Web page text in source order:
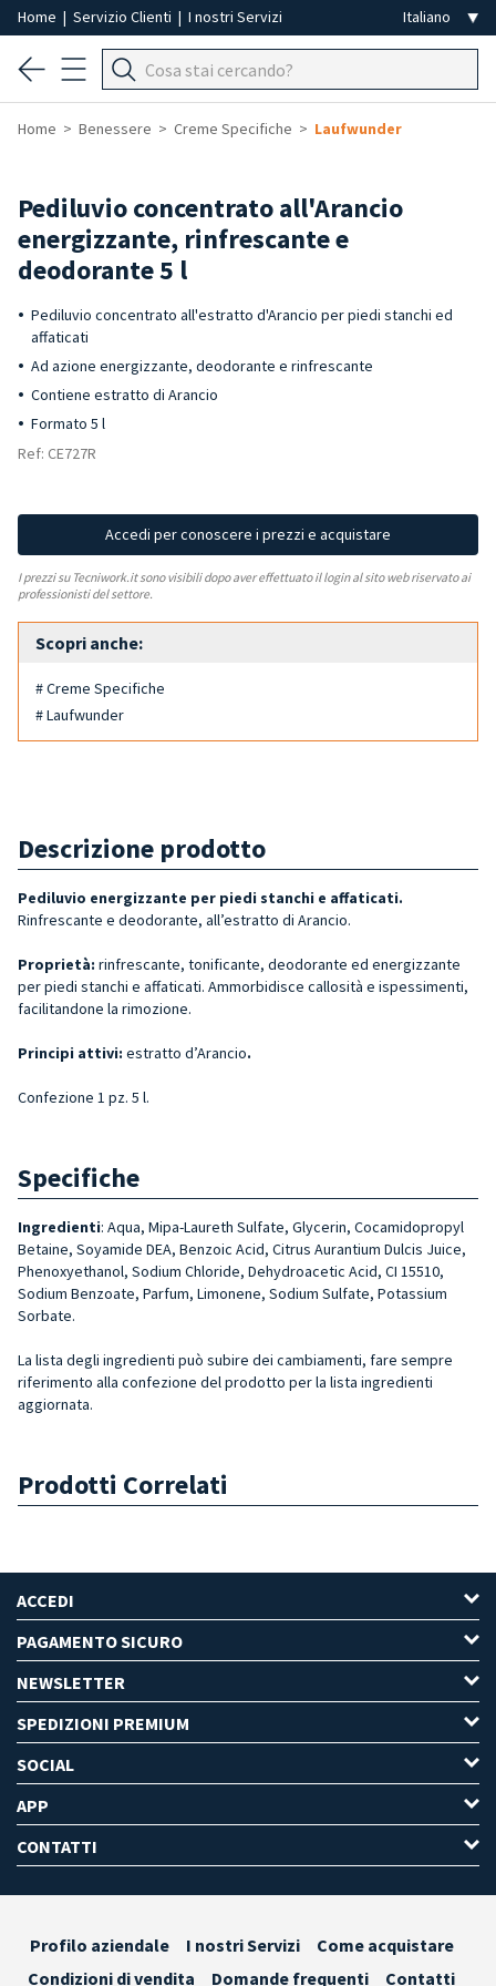
Home | Servizio Clienti | I nostri Servizi
Home Benessere Creme Specifiche Laufwunder
Pediluvio concentrato all'Arancio
energizzante, rinfrescante e
deodorante 5 l
Pediluvio concentrato all'estratto d'Arancio per piedi stanchi ed
affaticati
Ad azione energizzante, deodorante e rinfrescante
Contiene estratto di Arancio
Formato 5 l
Ref: CE727R
Accedi per conoscere i prezzi e acquistare
I prezzi su Tecniwork.it sono visibili dopo aver effettuato il login al sito web riservato ai
professionisti del settore.
Scopri anche:
# Creme Specifiche
# Laufwunder
Descrizione prodotto
Pediluvio energizzante per piedi stanchi e affaticati.
Rinfrescante e deodorante, all’estratto di Arancio.
Proprietà: rinfrescante, tonificante, deodorante ed energizzante
per piedi stanchi e affaticati. Ammorbidisce callosità e ispessimenti,
facilitandone la rimozione.
Principi attivi: estratto d’Arancio.
Confezione 1 pz. 5 l.
Specifiche
Ingredienti: Aqua, Mipa-Laureth Sulfate, Glycerin, Cocamidopropyl
Betaine, Soyamide DEA, Benzoic Acid, Citrus Aurantium Dulcis Juice,
Phenoxyethanol, Sodium Chloride, Dehydroacetic Acid, CI 15510,
Sodium Benzoate, Parfum, Limonene, Sodium Sulfate, Potassium
Sorbate.
La lista degli ingredienti può subire dei cambiamenti, fare sempre
riferimento alla confezione del prodotto per la lista ingredienti
aggiornata.
Prodotti Correlati
ACCEDI
PAGAMENTO SICURO
NEWSLETTER
SPEDIZIONI PREMIUM
SOCIAL
APP
CONTATTI
Profilo aziendale I nostri Servizi
Come acquistare
Condizioni di vendita
Domande frequenti Contatti